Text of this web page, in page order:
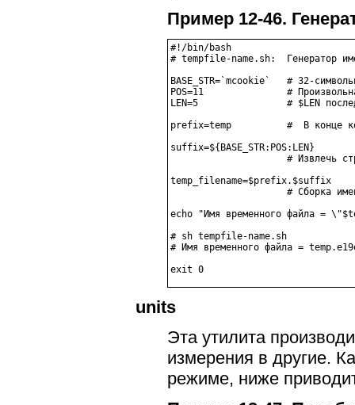
Пример 12-46.
#!/bin/bash
# tempfile-name.sh:  Генератор
BASE_STR=`mcookie`   # 32-
POS=11               #
LEN=5                # $LEN
prefix=temp          #  В конце
suffix=${BASE_STR:POS:LEN}
# Извлечь
temp_filename=$prefix.$suffix
# Сборка
echo "Имя временного файла =
# sh tempfile-name.sh
# Имя временного файла =
units
Эта утилита
измерения в другие.
режиме, ниже